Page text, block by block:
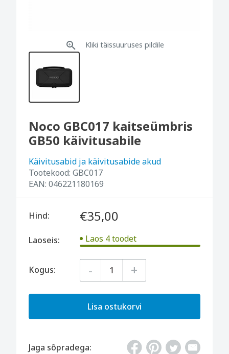
Kliki täissuuruses pildile
Noco GBC017 kaitseümbris
GB50 käivitusabile
Käivitusabid ja käivitusabide akud
Tootekood: GBC017
EAN: 046221180169
Hind: €35,00
Laoseis: Laos 4 toodet
Kogus: - +
Lisa ostukorvi
Jaga sõpradega: